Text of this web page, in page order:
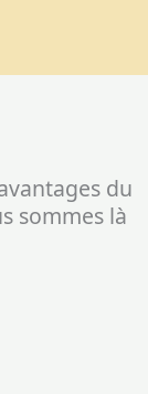
du
sommes là